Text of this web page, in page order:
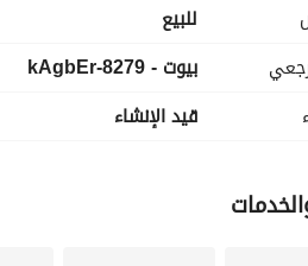
للبيع
بيوت - 8279-kAgbEr
قيد الإنشاء